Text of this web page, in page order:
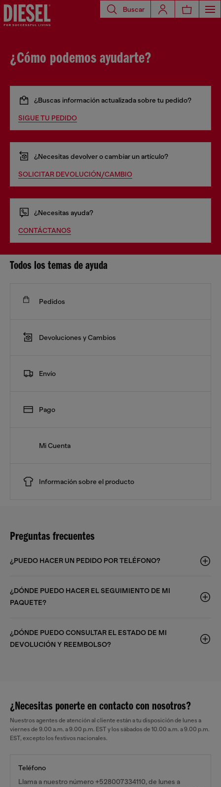
Buscar
¿Cómo podemos ayudarte?
¿Buscas información actualizada sobre tu pedido?
SIGUE TU PEDIDO
¿Necesitas devolver o cambiar un artículo?
SOLICITAR DEVOLUCIÓN/CAMBIO
¿Necesitas ayuda?
CONTÁCTANOS
Todos los temas de ayuda
Pedidos
Devoluciones y Cambios
Envío
Pago
Mi Cuenta
Información sobre el producto
Preguntas frecuentes
¿PUEDO HACER UN PEDIDO POR TELÉFONO?
¿DÓNDE PUEDO HACER EL SEGUIMIENTO DE MI
PAQUETE?
¿DÓNDE PUEDO CONSULTAR EL ESTADO DE MI
DEVOLUCIÓN Y REEMBOLSO?
¿Necesitas ponerte en contacto con nosotros?
Nuestros agentes de atención al cliente están a tu disposición de lunes a
viernes de 9.00 a.m. a 9.00 p.m. EST y los sábados de 10.00 a.m. a 9.00 p.m.
EST, excepto los festivos nacionales.
Teléfono
Llama a nuestro número +528007334110, de lunes a